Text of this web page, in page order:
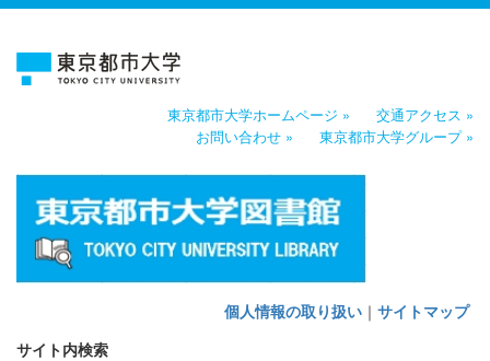
東京都市大学ホームページ »
交通アクセス »
お問い合わせ »
東京都市大学グループ »
個人情報の取り扱い ｜ サイトマップ
サイト内検索